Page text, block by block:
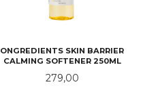
ONGREDIENTS SKIN BARRIER
CALMING SOFTENER 250ML
Pris
279,00